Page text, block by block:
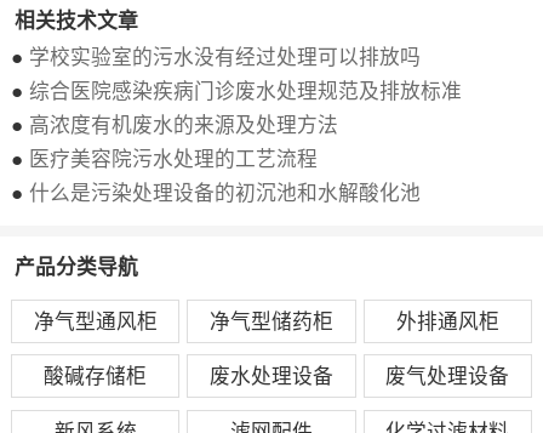
相关技术文章
● 学校实验室的污水没有经过处理可以排放吗
● 综合医院感染疾病门诊废水处理规范及排放标准
● 高浓度有机废水的来源及处理方法
● 医疗美容院污水处理的工艺流程
● 什么是污染处理设备的初沉池和水解酸化池
产品分类导航
净气型通风柜 净气型储药柜 外排通风柜
酸碱存储柜 废水处理设备 废气处理设备